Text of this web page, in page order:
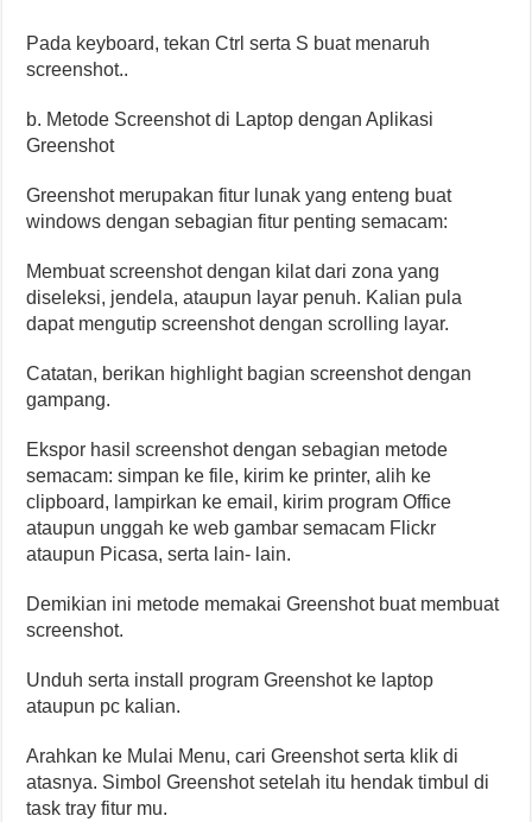
Pada keyboard, tekan Ctrl serta S buat menaruh
screenshot..
b. Metode Screenshot di Laptop dengan Aplikasi
Greenshot
Greenshot merupakan fitur lunak yang enteng buat
windows dengan sebagian fitur penting semacam:
Membuat screenshot dengan kilat dari zona yang
diseleksi, jendela, ataupun layar penuh. Kalian pula
dapat mengutip screenshot dengan scrolling layar.
Catatan, berikan highlight bagian screenshot dengan
gampang.
Ekspor hasil screenshot dengan sebagian metode
semacam: simpan ke file, kirim ke printer, alih ke
clipboard, lampirkan ke email, kirim program Office
ataupun unggah ke web gambar semacam Flickr
ataupun Picasa, serta lain- lain.
Demikian ini metode memakai Greenshot buat membuat
screenshot.
Unduh serta install program Greenshot ke laptop
ataupun pc kalian.
Arahkan ke Mulai Menu, cari Greenshot serta klik di
atasnya. Simbol Greenshot setelah itu hendak timbul di
task tray fitur mu.